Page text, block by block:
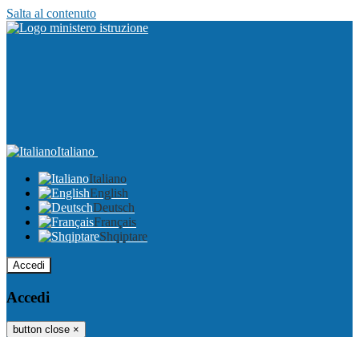
Salta al contenuto
Italiano
Italiano
English
Deutsch
Français
Shqiptare
Accedi
Accedi
button close ×